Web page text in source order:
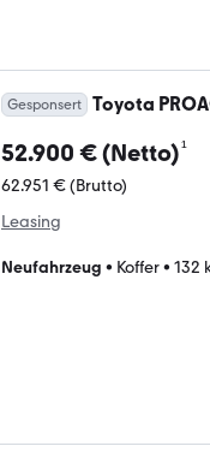
Gesponsert Toyota
52.900 € (Netto)¹
62.951 € (Brutto)
Leasing
Neufahrzeug • Koffer• 132